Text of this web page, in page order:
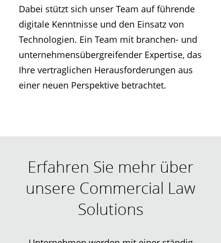
Dabei stützt sich unser Team auf führende
digitale Kenntnisse und den Einsatz von
Technologien. Ein Team mit branchen- und
unternehmensübergreifender Expertise, das
Ihre vertraglichen Herausforderungen aus
einer neuen Perspektive betrachtet.
Erfahren Sie mehr über
unsere Commercial Law
Solutions